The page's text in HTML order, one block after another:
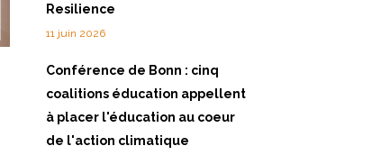
Resilience
11 juin 2026
Conférence de Bonn : cinq
coalitions éducation appellent
à placer l'éducation au coeur
de l'action climatique